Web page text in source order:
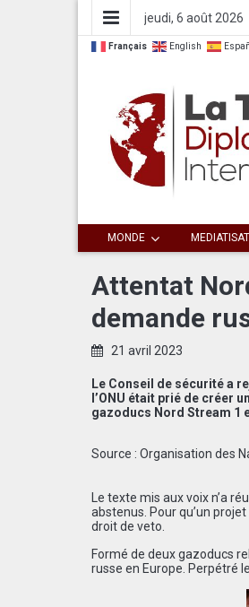
jeudi, 6 août 2026
Français English
La Tribune
MONDE
Attentat
demande
21 avril 2023
Le Conseil de sécurité a
l’ONU était prié de créer
gazoducs Nord Stream 1
Source : Organisation des
Le texte mis aux voix n’a
abstenus. Pour qu’un
droit de veto.
Formé de deux gazoducs
russe en Europe. Perpétré